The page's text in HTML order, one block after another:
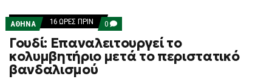
ΑΘΗΝΑ 16 ΏΡΕΣ ΠΡΙΝ 0 COMMENTS
ON
ΓΟΥΔΊ:
ΕΠΑΝΑΛΕΙΤΟΥΡΓΕΊ
ΤΟ
Γουδί: Επαναλειτουργεί το
κολυμβητήριο μετά το περιστατικό
βανδαλισμού